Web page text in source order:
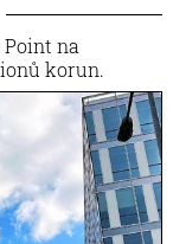
na
korun.